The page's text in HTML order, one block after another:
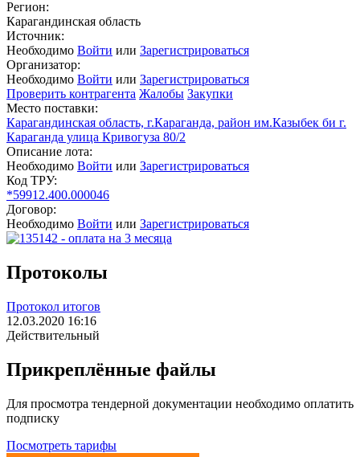
Регион:
Карагандинская область
Источник:
Необходимо Войти или Зарегистрироваться
Организатор:
Необходимо Войти или Зарегистрироваться
Проверить контрагента Жалобы Закупки
Место поставки:
Карагандинская область, г.Караганда, район им.Казыбек би г.
Караганда улица Кривогуза 80/2
Описание лота:
Необходимо Войти или Зарегистрироваться
Код ТРУ:
*59912.400.000046
Договор:
Необходимо Войти или Зарегистрироваться
Протоколы
Протокол итогов
12.03.2020 16:16
Действительный
Прикреплённые файлы
Для просмотра тендерной документации необходимо оплатить
подписку
Посмотреть тарифы